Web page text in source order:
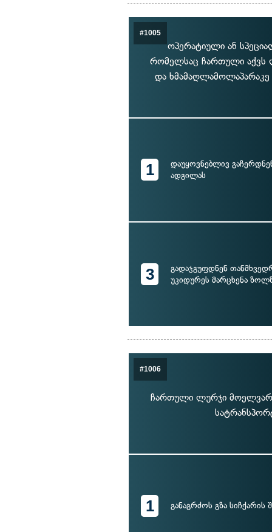
#1005
ოპერატიული ან
რომელსაც ჩართული აქვს
და ხმამაღლამოლაპარაკე
1
დაუყოვნებლივ
ადგილას
3
გადაჯგუფდნენ
უკიდურეს მარცხენა
#1006
ჩართული ლურჯი მოელვარე
1 განაგრძოს გზა